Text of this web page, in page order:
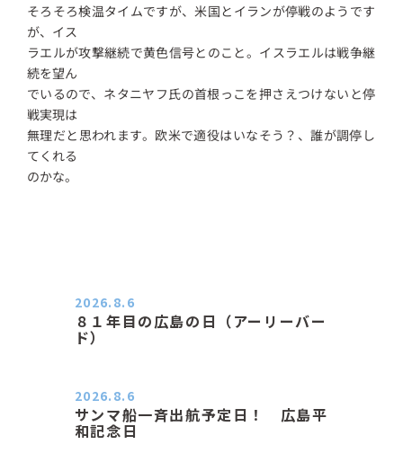
そろそろ検温タイムですが、米国とイランが停戦のようです
が、イス
ラエルが攻撃継続で黄色信号とのこと。イスラエルは戦争継
続を望ん
でいるので、ネタニヤフ氏の首根っこを押さえつけないと停
戦実現は
無理だと思われます。欧米で適役はいなそう？、誰が調停し
てくれる
のかな。
８１年目の広島の日（アーリーバー
ド）
2026.8.6
サンマ船一斉出航予定日！ 広島平
和記念日
2026.8.6